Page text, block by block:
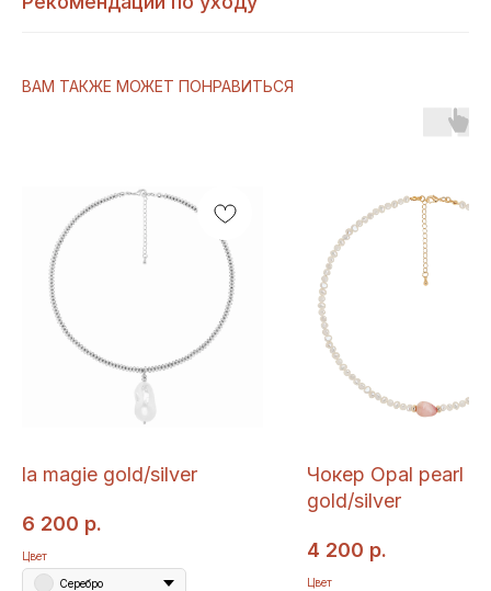
ВАМ ТАКЖЕ МОЖЕТ ПОНРАВИТЬСЯ
la magie gold/silver
6 200 р.
Цвет
Серебро
Чокер Opal pearl
gold/silver
4 200 р.
Цвет